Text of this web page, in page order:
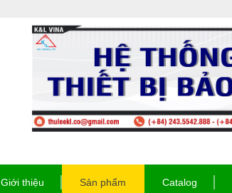
Giới thiệu Sản phẩm Catalog